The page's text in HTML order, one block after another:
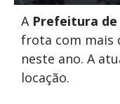
A Prefeitura
frota com mais
neste ano. A
locação.